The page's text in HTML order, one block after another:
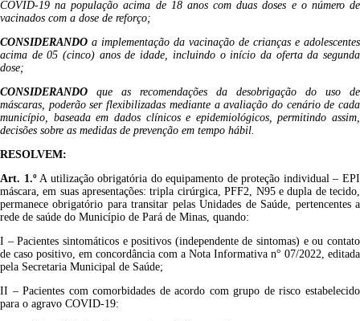
COVID-19 na população acima de 18 anos com duas doses e o número de
vacinados com a dose de reforço;
CONSIDERANDO a implementação da vacinação de crianças e adolescentes
acima de 05 (cinco) anos de idade, incluindo o início da oferta da segunda
dose;
CONSIDERANDO que as recomendações da desobrigação do uso de
máscaras, poderão ser flexibilizadas mediante a avaliação do cenário de cada
município, baseada em dados clínicos e epidemiológicos, permitindo assim,
decisões sobre as medidas de prevenção em tempo hábil.
RESOLVEM:
Art. 1.ºA utilização obrigatória do equipamento de proteção individual – EPI
máscara, em suas apresentações: tripla cirúrgica, PFF2, N95 e dupla de tecido,
permanece obrigatório para transitar pelas Unidades de Saúde, pertencentes a
rede de saúde do Município de Pará de Minas, quando:
I – Pacientes sintomáticos e positivos (independente de sintomas) e ou contato
de caso positivo, em concordância com a Nota Informativa n° 07/2022, editada
pela Secretaria Municipal de Saúde;
II – Pacientes com comorbidades de acordo com grupo de risco estabelecido
para o agravo COVID-19: